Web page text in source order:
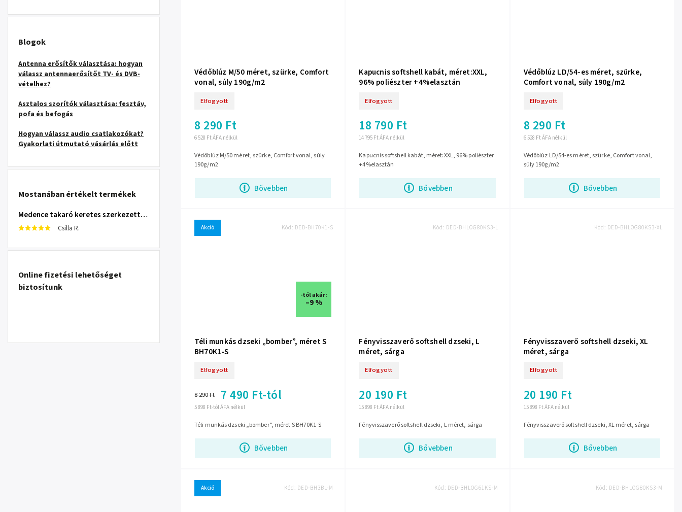
Blogok
Antenna erősítők választása: hogyan
válassz antennaerősítőt TV- és DVB-
vételhez?
Asztalos szorítók választása: fesztáv,
pofa és befogás
Hogyan válassz audio csatlakozókat?
Gyakorlati útmutató vásárlás előtt
Mostanában értékelt termékek
Medence takaró keretes szerkezettel 305 cm INTEX 28030
Csilla R.
Online fizetési lehetőséget
biztosítunk
Védőblúz M/50 méret, szürke, Comfort
vonal, súly 190g/m2
Elfogyott
6 528 Ft ÁFA nélkül
8 290 Ft
Bővebben
Védőblúz M/50 méret, szürke, Comfort vonal, súly
190g/m2
Kapucnis softshell kabát, méret:XXL,
96% poliészter +4%elasztán
Elfogyott
14 795 Ft ÁFA nélkül
18 790 Ft
Bővebben
Kapucnis softshell kabát, méret:XXL, 96% poliészter
+4%elasztán
Védőblúz LD/54-es méret, szürke,
Comfort vonal, súly 190g/m2
Elfogyott
6 528 Ft ÁFA nélkül
8 290 Ft
Bővebben
Védőblúz LD/54-es méret, szürke, Comfort vonal,
súly 190g/m2
Akció
-tól akár:
–9 %
Téli munkás dzseki „bomber”, méret S
BH70K1-S
Elfogyott
5 898 Ft-tól ÁFA nélkül
8 290 Ft 7 490 Ft-tól
Bővebben
Téli munkás dzseki „bomber”, méret S BH70K1-S
Kód: DED-BH70K1-S
Fényvisszaverő softshell dzseki, L
méret, sárga
Elfogyott
15 898 Ft ÁFA nélkül
20 190 Ft
Bővebben
Fényvisszaverő softshell dzseki, L méret, sárga
Kód: DED-BHLOG80KS3-L
Fényvisszaverő softshell dzseki, XL
méret, sárga
Elfogyott
15 898 Ft ÁFA nélkül
20 190 Ft
Bővebben
Fényvisszaverő softshell dzseki, XL méret, sárga
Kód: DED-BHLOG80KS3-XL
Akció Kód: DED-BH3BL-M Kód: DED-BHLOG61KS-M Kód: DED-BHLOG80KS3-M